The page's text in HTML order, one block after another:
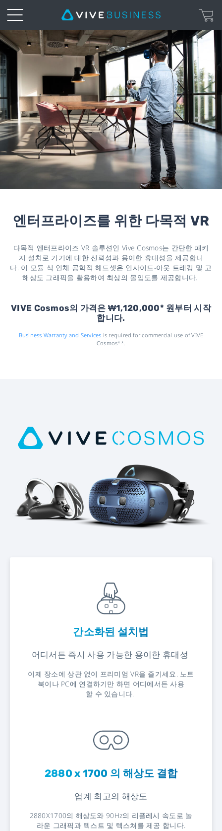
VIVE
Cosmos
|
VIVE
Business
한
국
엔터프라이즈를 위한 다목적 VR
다목적 엔터프라이즈 VR 솔루션인 Vive Cosmos는 간단한 패키
지 설치로 기기에 대한 신뢰성과 용이한 휴대성을 제공합니
다. 이 모듈 식 인체 공학적 헤드셋은 인사이드-아웃 트래킹 및 고
해상도 그래픽을 활용하여 최상의 몰입도를 제공합니다.
VIVE Cosmos의 가격은 ₩1,120,000* 원부터 시작
합니다.
Business Warranty and Services is required for commercial use of VIVE
Cosmos**.
간소화된 설치법
어디서든 즉시 사용 가능한 용이한 휴대성
이제 장소에 상관 없이 프리미엄 VR을 즐기세요. 노트
북이나 PC에 연결하기만 하면 어디에서든 사용
할 수 있습니다.
2880 x 1700 의 해상도 결합
업계 최고의 해상도
2880X1700의 해상도와 90Hz의 리플레시 속도로 놀
라운 그래픽과 텍스트 및 텍스쳐를 제공 합니다.